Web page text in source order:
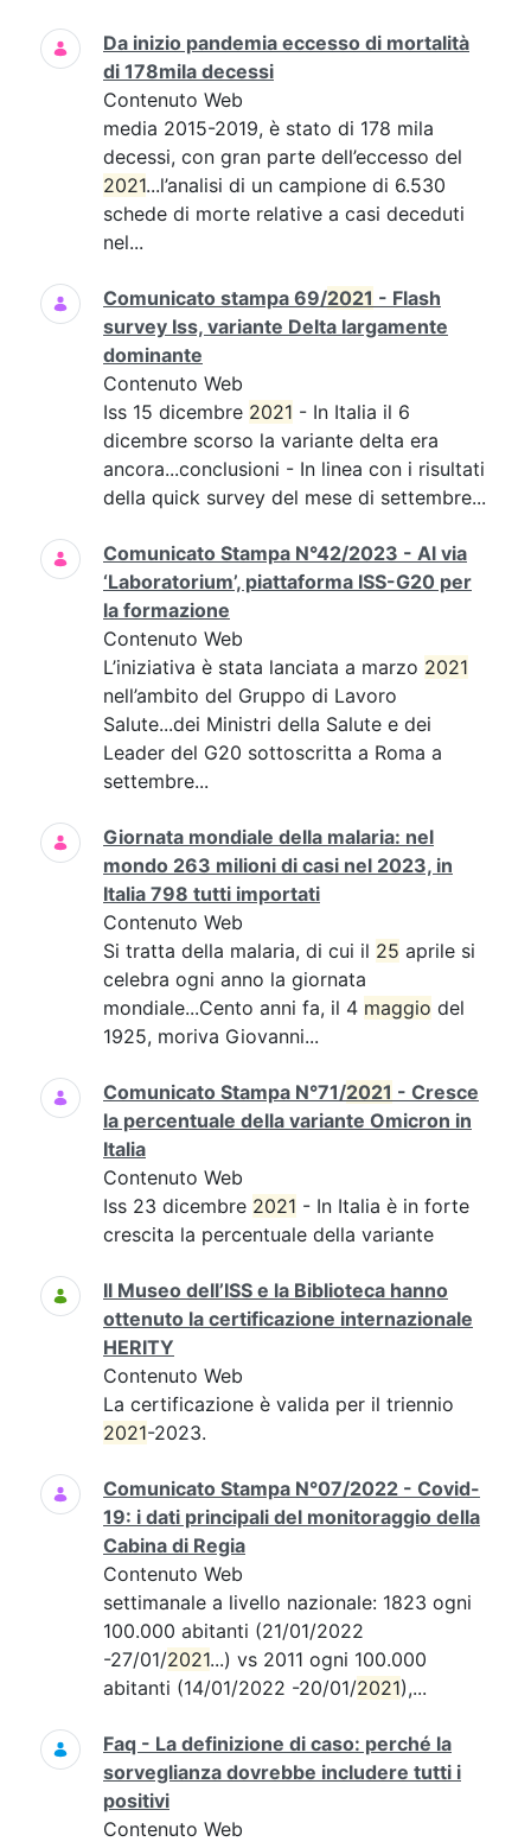
Da inizio pandemia eccesso di mortalità
di 178mila decessi
Contenuto Web
media 2015-2019, è stato di 178 mila
decessi, con gran parte dell’eccesso del
2021...l’analisi di un campione di 6.530
schede di morte relative a casi deceduti
nel...
Comunicato stampa 69/2021 - Flash
survey Iss, variante Delta largamente
dominante
Contenuto Web
Iss 15 dicembre 2021 - In Italia il 6
dicembre scorso la variante delta era
ancora...conclusioni - In linea con i risultati
della quick survey del mese di settembre...
Comunicato Stampa N°42/2023 - Al via
‘Laboratorium’, piattaforma ISS-G20 per
la formazione
Contenuto Web
L’iniziativa è stata lanciata a marzo 2021
nell’ambito del Gruppo di Lavoro
Salute...dei Ministri della Salute e dei
Leader del G20 sottoscritta a Roma a
settembre...
Giornata mondiale della malaria: nel
mondo 263 milioni di casi nel 2023, in
Italia 798 tutti importati
Contenuto Web
Si tratta della malaria, di cui il 25 aprile si
celebra ogni anno la giornata
mondiale...Cento anni fa, il 4 maggio del
1925, moriva Giovanni...
Comunicato Stampa N°71/2021 - Cresce
la percentuale della variante Omicron in
Italia
Contenuto Web
Iss 23 dicembre 2021 - In Italia è in forte
crescita la percentuale della variante
Il Museo dell’ISS e la Biblioteca hanno
ottenuto la certificazione internazionale
HERITY
Contenuto Web
La certificazione è valida per il triennio
2021-2023.
Comunicato Stampa N°07/2022 - Covid-
19: i dati principali del monitoraggio della
Cabina di Regia
Contenuto Web
settimanale a livello nazionale: 1823 ogni
100.000 abitanti (21/01/2022
-27/01/2021...) vs 2011 ogni 100.000
abitanti (14/01/2022 -20/01/2021),...
Faq - La definizione di caso: perché la
sorveglianza dovrebbe includere tutti i
positivi
Contenuto Web